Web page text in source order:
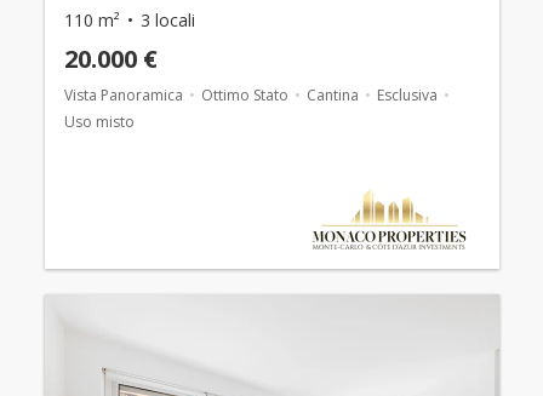
110 m² 3 locali
20.000 €
Vista Panoramica Ottimo Stato Cantina
Esclusiva
Uso misto